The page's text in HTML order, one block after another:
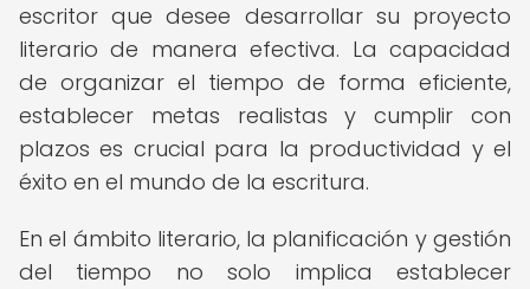
escritor que desee desarrollar su proyecto
literario de manera efectiva. La capacidad
de organizar el tiempo de forma eficiente,
establecer metas realistas y cumplir con
plazos es crucial para la productividad y el
éxito en el mundo de la escritura.
En el ámbito literario, la planificación y gestión
del tiempo no solo implica establecer